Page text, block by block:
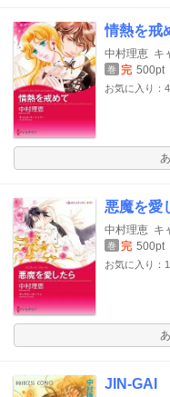
情熱を戒
中村理恵 キ
巻 完 500pt
お気に入り：4
悪魔を愛
中村理恵 キ
巻 完 500pt
お気に入り：
JIN-GAI